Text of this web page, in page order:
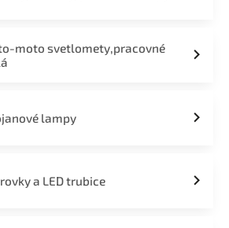
moto svetlomety,pracovné
lampy
a LED trubice